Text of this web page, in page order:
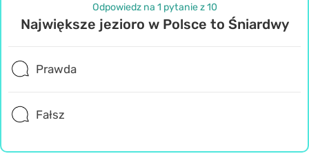
Odpowiedz na 1 pytanie z 10
Największe jezioro w Polsce to Śniardwy
Prawda
Fałsz